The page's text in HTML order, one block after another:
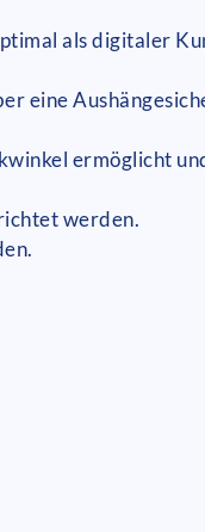
als digitaler
eine
ermöglicht
werden.